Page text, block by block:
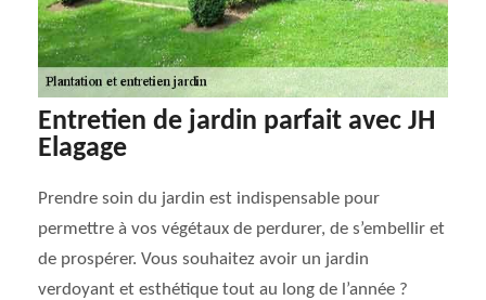
Entretien de jardin parfait avec JH
Elagage
Prendre soin du jardin est indispensable pour
permettre à vos végétaux de perdurer, de s’embellir et
de prospérer. Vous souhaitez avoir un jardin
verdoyant et esthétique tout au long de l’année ?